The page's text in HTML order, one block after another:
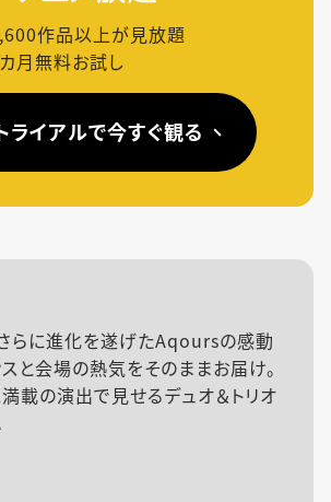
作品以上が見放題
月無料お試し
ライアルで今すぐ観る
らに進化を遂げたAqoursの感動
と会場の熱気をそのままお届け。
載の演出で見せるデュオ＆トリオ